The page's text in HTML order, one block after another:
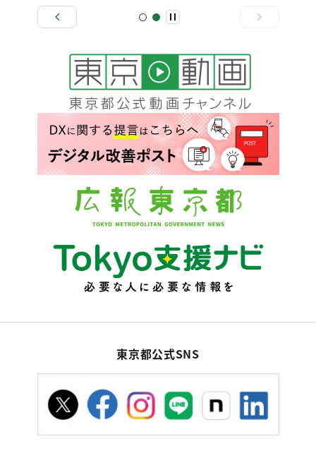
東京都公式SNS